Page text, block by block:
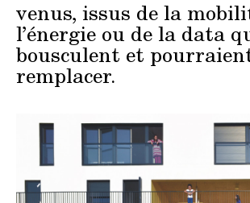
venus, issus de la
l’énergie ou de la data
bousculent et
remplacer.